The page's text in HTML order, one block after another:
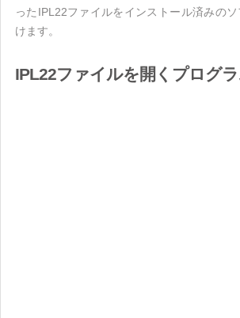
ったIPL22ファイルをインストール済みの
けます。
IPL22ファイルを開くプログ